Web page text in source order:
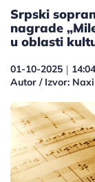
Srpski
nagrade
u oblasti
01-10-2025 | 14:04
Autor / Izvor: